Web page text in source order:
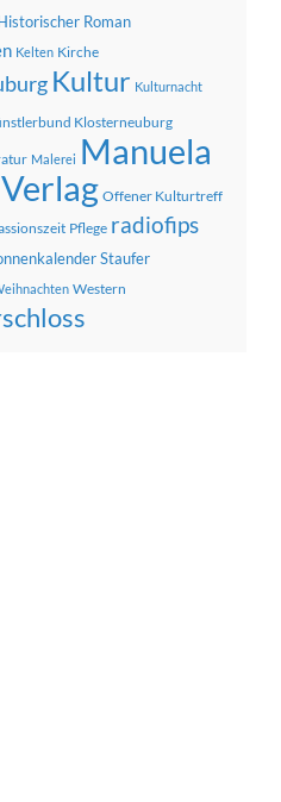
Roman
Kelten Kirche
Kultur Kulturnacht
Klosterneuburg
Malerei Manuela
Offener Kulturtreff
Pflege radiofips
Staufer
Western